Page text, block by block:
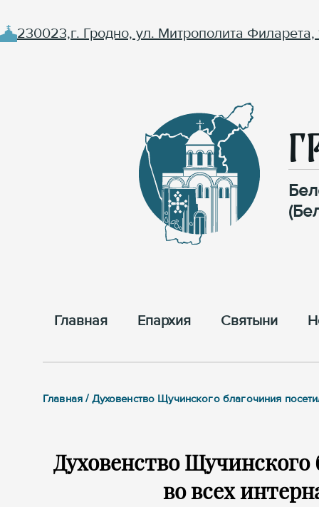
230023,г. Гродно, ул. Митрополита Филарета,
Главная Епархия Cвятыни
Главная / Духовенство Щучинского благочиния
Духовенство
во всех